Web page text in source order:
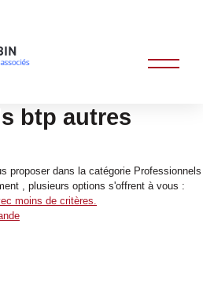
btp autres
proposer dans la catégorie Professionnels
, plusieurs options s'offrent à vous :
moins de critères.